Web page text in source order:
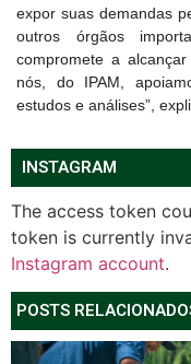
expor suas demandas
outros órgãos
compromete a
nós, do IPAM,
estudos e análises”,
INSTAGRAM
The access token
token is currently
Instagram account.
POSTS